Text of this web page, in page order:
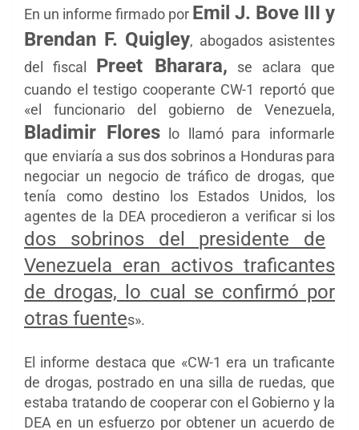
En un informe firmado por Emil J. Bove III y
Brendan F. Quigley, abogados asistentes
del fiscal Preet Bharara, se aclara que
cuando el testigo cooperante CW-1 reportó que
«el funcionario del gobierno de Venezuela,
Bladimir Floreslo llamó para informarle
que enviaría a sus dos sobrinos a Honduras para
negociar un negocio de tráfico de drogas, que
tenía como destino los Estados Unidos, los
agentes de la DEA procedieron a verificar si los
dos sobrinos del presidente de
Venezuela eran activos traficantes
de drogas, lo cual se confirmó por
otras fuentes».
El informe destaca que «CW-1 era un traficante
de drogas, postrado en una silla de ruedas, que
estaba tratando de cooperar con el Gobierno y la
DEA en un esfuerzo por obtener un acuerdo de